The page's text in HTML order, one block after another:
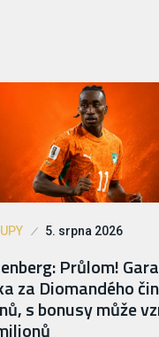
5. srpna 2026
Průlom!
za Diomandého
s bonusy může